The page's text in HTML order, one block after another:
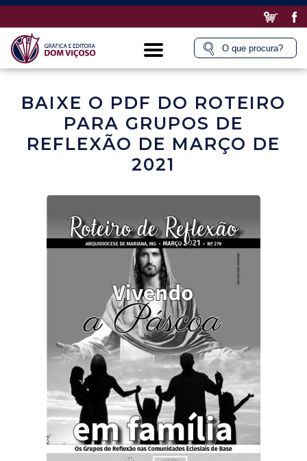
BAIXE O PDF DO ROTEIRO
PARA GRUPOS DE
REFLEXÃO DE MARÇO DE
2021